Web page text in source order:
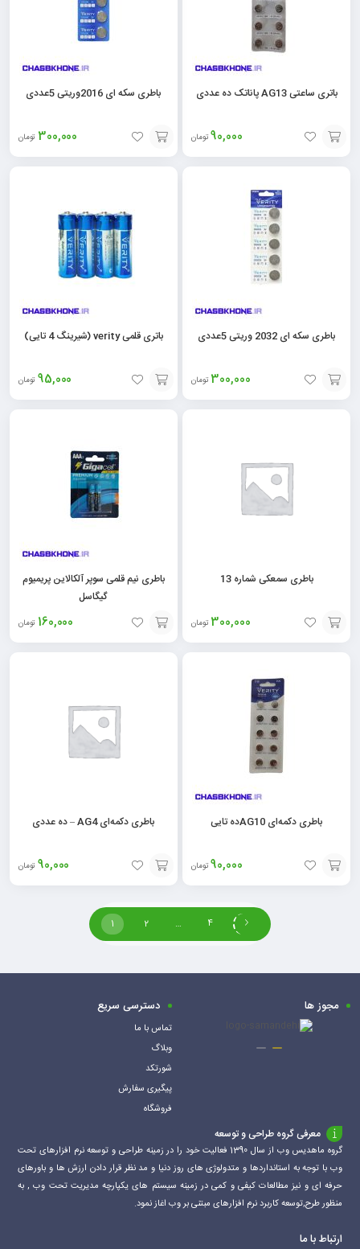
باتری ساعتی AG13 پاناتک ده عددی
90,000 تومان
افزودن
باطری سکه ای 2016وریتی 5عددی
300,000 تومان
افزودن
باطری سکه ای 2032 وریتی 5عددی
300,000 تومان
افزودن
باتری قلمی verity (شیرینگ 4 تایی)
95,000 تومان
افزودن
باطری سمعکی شماره 13
300,000 تومان
افزودن
باطری نیم قلمی سوپر آلکالاین پریمیوم
گیگاسل
160,000 تومان
افزودن
باطری دکمه‌ای AG10ده تایی
90,000 تومان
افزودن
باطری دکمه‌ای AG4 – ده عددی
90,000 تومان
افزودن
سبد
1 2 … 4
مجوز ها دسترسی سریع
تماس با ما
وبلاگ
شورتکد
پیگیری سفارش
فروشگاه
معرفی گروه طراحی و توسعه
گروه ماهدیس وب از سال 1390 فعالیت خود را در زمینه طراحی و توسعه نرم افزارهای تحت
وب با توجه به استانداردها و متدولوژی های روز دنیا و مد نظر قرار دادن ارزش ها و باورهای
حرفه ای و نیز مطالعات کیفی و کمی در زمینه سیستم های یکپارچه مدیریت تحت وب , به
منظور طرح,توسعه کاربرد نرم افزارهای مبتنی بر وب اغاز نمود.
ارتباط با ما